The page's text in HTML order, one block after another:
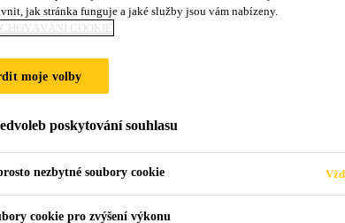
jak stránka funguje a jaké služby jsou vám nabízeny.
COOKIE
moje volby
poskytování souhlasu
nezbytné soubory cookie
cookie pro zvýšení výkonu